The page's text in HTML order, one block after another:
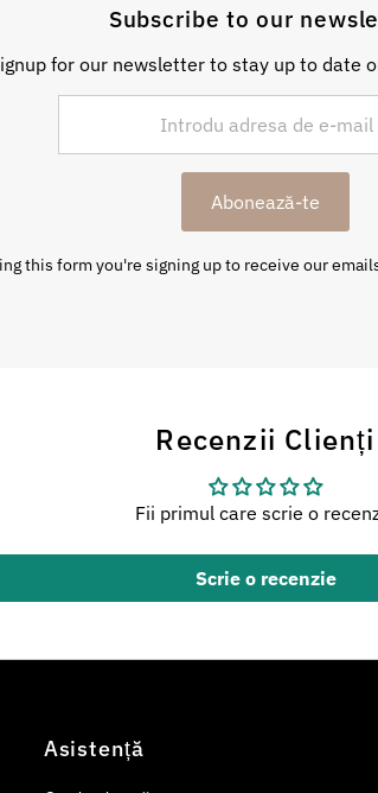
Subscribe to our
for our newsletter to stay up to date
Abonează-te
this form you're signing up to receive our
Recenzii Clienți
Fii primul care scrie o
Scrie o recenzie
Asistență